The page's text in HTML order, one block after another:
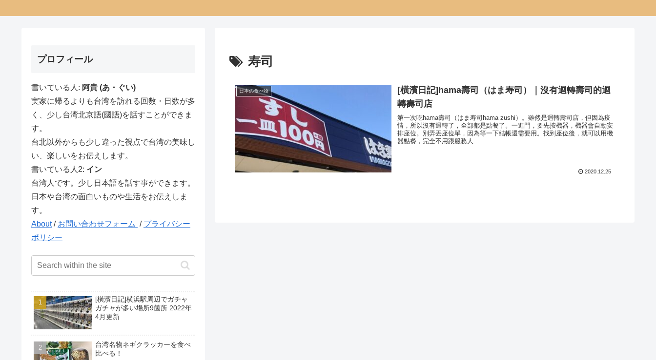
寿司
日本の食べ物
[橫濱日記]hama壽司（はま寿司）｜沒有迴轉壽司的迴
轉壽司店
第一次吃hama壽司（はま寿司hama zushi）。雖然是迴轉壽司店，但因為疫
情，所以沒有迴轉了，全部都是點餐了。一進門，要先按機器，機器會自動安
排座位。別弄丟座位單，因為等一下結帳還需要用。找到座位後，就可以用機
器點餐，完全不用跟服務人...
2020.12.25
プロフィール
書いている人: 阿貴 (あ・ぐい)
実家に帰るよりも台湾を訪れる回数・日数が多
く、少し台湾北京語(國語)を話すことができま
す。
台北以外からも少し違った視点で台湾の美味し
い、楽しいをお伝えします。
書いている人2: イン
台湾人です。少し日本語を話す事ができます。
日本や台湾の面白いものや生活をお伝えしま
す。
About/ お問い合わせフォーム / プライバシー
ポリシー
[橫濱日記]横浜駅周辺でガチャ
ガチャが多い場所9箇所 2022年
4月更新
台湾名物ネギクラッカーを食べ
比べる！